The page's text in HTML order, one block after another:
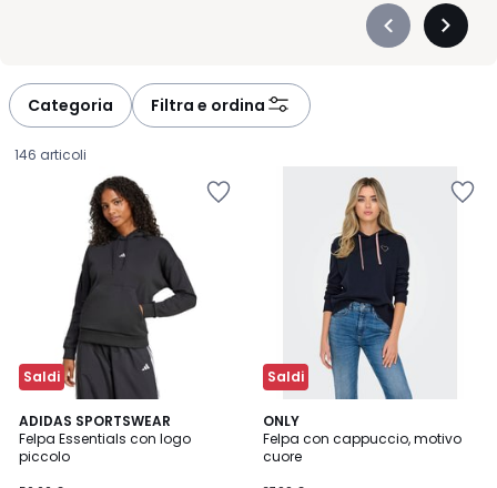
Précédent
Categoria Filtra e ordina
146 articoli
Saldi
ADIDAS SPORTSWEAR
Felpa Essentials con logo
piccolo
4,9
/ 5
3
Colori
Saldi
ONLY
Felpa con cappuccio, motivo
cuore
4,7
/ 5
2
Colori